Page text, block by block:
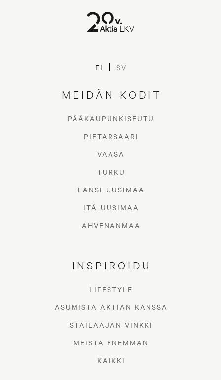
FI SV
MEIDÄN KODIT
PÄÄKAUPUNKISEUTU
PIETARSAARI
VAASA
TURKU
LÄNSI-UUSIMAA
ITÄ-UUSIMAA
AHVENANMAA
INSPIROIDU
LIFESTYLE
ASUMISTA AKTIAN KANSSA
STAILAAJAN VINKKI
MEISTÄ ENEMMÄN
KAIKKI